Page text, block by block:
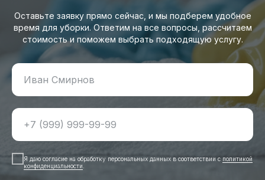
Оставьте заявку прямо сейчас, и мы подберем удобное
время для уборки. Ответим на все вопросы, рассчитаем
стоимость и поможем выбрать подходящую услугу.
Я даю согласие на обработку персональных данных в соответствии с политикой
конфиденциальности